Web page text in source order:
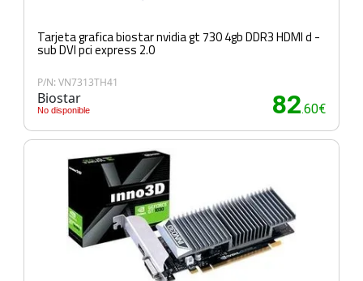
Tarjeta grafica biostar nvidia gt 730 4gb DDR3 HDMI d -
sub DVI pci express 2.0
P/N: VN7313TH41
Biostar
No disponible 82.60€